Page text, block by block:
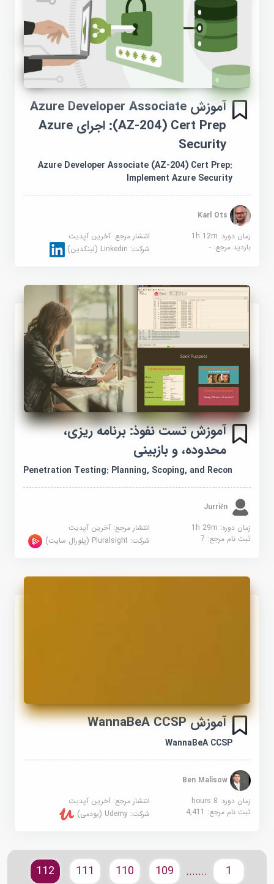
آموزش Azure Developer Associate
(AZ-204) Cert Prep: اجرای Azure
Security
Azure Developer Associate (AZ-204) Cert Prep:
Implement Azure Security
Karl Ots
زمان دوره: 1h 12m
انتشار مرجع:آخرین آپدیت
بازدید مرجع:- شرکت:Linkedin (لینکدین)
آموزش تست نفوذ: برنامه ریزی،
محدوده، و بازبینی
Penetration Testing: Planning, Scoping, and Recon
Jurriën
زمان دوره: 1h 29m
انتشار مرجع:آخرین آپدیت
ثبت نام مرجع:7 شرکت:Pluralsight (پلورال سایت)
آموزش WannaBeA CCSP
WannaBeA CCSP
Ben Malisow
زمان دوره: 8 hours
انتشار مرجع:آخرین آپدیت
ثبت نام مرجع:4,411 شرکت:Udemy (یودمی)
.......
109
110
111
112